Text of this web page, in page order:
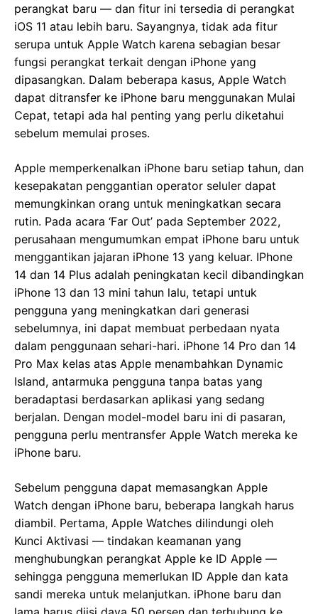
perangkat baru — dan fitur ini tersedia di perangkat
iOS 11 atau lebih baru. Sayangnya, tidak ada fitur
serupa untuk Apple Watch karena sebagian besar
fungsi perangkat terkait dengan iPhone yang
dipasangkan. Dalam beberapa kasus, Apple Watch
dapat ditransfer ke iPhone baru menggunakan Mulai
Cepat, tetapi ada hal penting yang perlu diketahui
sebelum memulai proses.
Apple memperkenalkan iPhone baru setiap tahun, dan
kesepakatan penggantian operator seluler dapat
memungkinkan orang untuk meningkatkan secara
rutin. Pada acara ‘Far Out’ pada September 2022,
perusahaan mengumumkan empat iPhone baru untuk
menggantikan jajaran iPhone 13 yang keluar. IPhone
14 dan 14 Plus adalah peningkatan kecil dibandingkan
iPhone 13 dan 13 mini tahun lalu, tetapi untuk
pengguna yang meningkatkan dari generasi
sebelumnya, ini dapat membuat perbedaan nyata
dalam penggunaan sehari-hari. iPhone 14 Pro dan 14
Pro Max kelas atas Apple menambahkan Dynamic
Island, antarmuka pengguna tanpa batas yang
beradaptasi berdasarkan aplikasi yang sedang
berjalan. Dengan model-model baru ini di pasaran,
pengguna perlu mentransfer Apple Watch mereka ke
iPhone baru.
Sebelum pengguna dapat memasangkan Apple
Watch dengan iPhone baru, beberapa langkah harus
diambil. Pertama, Apple Watches dilindungi oleh
Kunci Aktivasi — tindakan keamanan yang
menghubungkan perangkat Apple ke ID Apple —
sehingga pengguna memerlukan ID Apple dan kata
sandi mereka untuk melanjutkan. iPhone baru dan